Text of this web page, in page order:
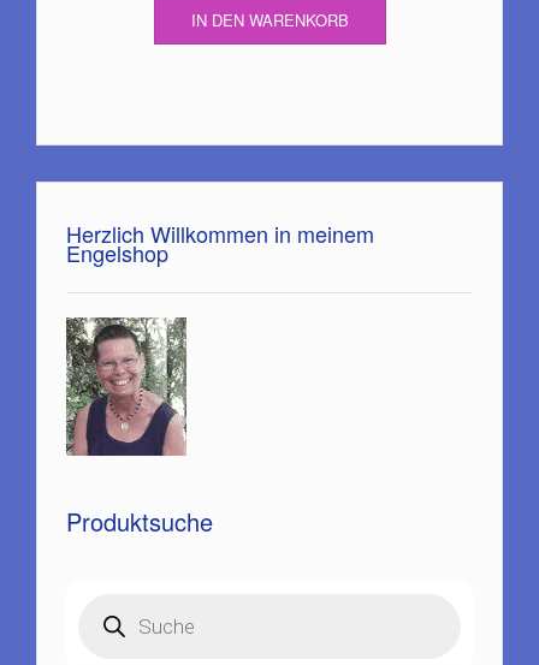
IN DEN WARENKORB
Herzlich Willkommen in meinem
Engelshop
Produktsuche
search